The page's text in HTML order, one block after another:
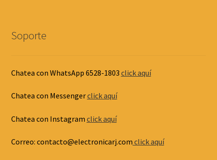
Soporte
Chatea con WhatsApp 6528-1803 click aquí
Chatea con Messengerclick aquí
Chatea con Instagram click aquí
Correo: contacto@electronicarj.com click aquí